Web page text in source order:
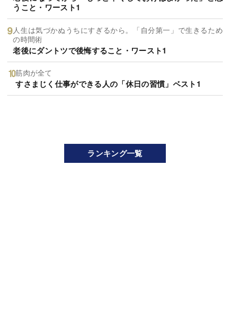
うこと・ワースト1
人生は気づかぬうちにすぎるから。「自分第一」で生きるため
の時間術
老後にダントツで後悔すること・ワースト1
筋肉が全て
すさまじく仕事ができる人の「休日の習慣」ベスト1
ランキング一覧